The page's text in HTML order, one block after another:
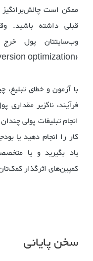
ممکن است چالش‌برانگیز
قبلی داشته باشید.
وب‌سایتتان پول خرج
(conversion optimization) بسیار اهمیت پیدا می‌کند.
با آزمون و خطای تبلیغ،
فرآیند، ناگزیر
انجام تبلیغات پولی
کار را انجام دهید یا
یاد بگیرید و یا
کمپین‌های اثرگذار
سخن پایانی